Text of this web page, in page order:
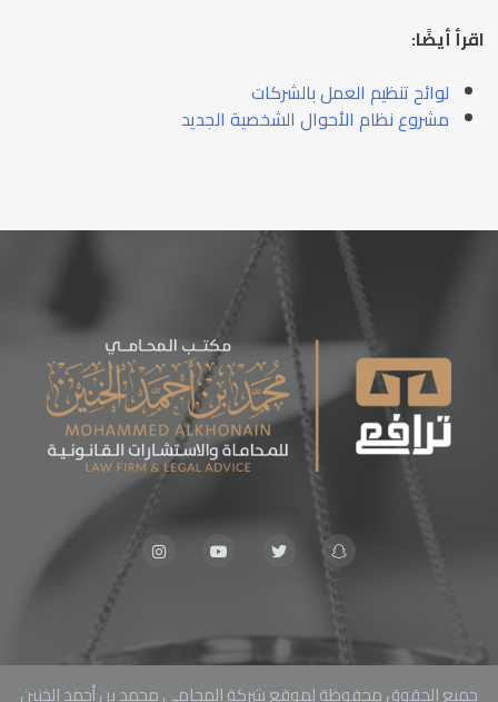
اقرأ أيضًا:
لوائح تنظيم العمل بالشركات
مشروع نظام الأحوال الشخصية الجديد
جميع الحقوق محفوظة لموقع شركة المحامي محمد بن أحمد الخنين